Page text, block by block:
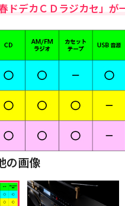
ドデカＣＤラジカセ」が
の画像